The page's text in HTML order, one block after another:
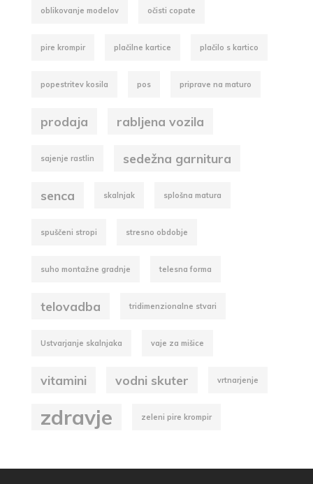
oblikovanje modelov očisti copate
pire krompir plačilne kartice plačilo s kartico
popestritev kosila pos priprave na maturo
prodaja rabljena vozila
sajenje rastlin sedežna garnitura
senca skalnjak splošna matura
spuščeni stropi stresno obdobje
suho montažne gradnje telesna forma
telovadba tridimenzionalne stvari
Ustvarjanje skalnjaka vaje za mišice
vitamini vodni skuter vrtnarjenje
zdravje zeleni pire krompir